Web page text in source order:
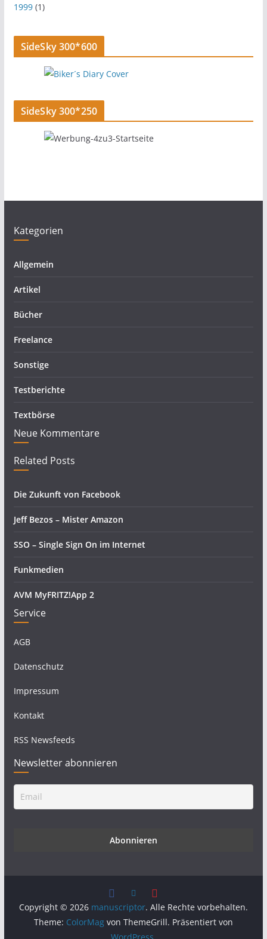
1999(1)
SideSky 300*600
SideSky 300*250
Kategorien
Allgemein
Artikel
Bücher
Freelance
Sonstige
Testberichte
Textbörse
Neue Kommentare
Related Posts
Die Zukunft von Facebook
Jeff Bezos – Mister Amazon
SSO – Single Sign On im Internet
Funkmedien
AVM MyFRITZ!App 2
Service
AGB
Datenschutz
Impressum
Kontakt
RSS Newsfeeds
Newsletter abonnieren
Copyright © 2026 manuscriptor. Alle Rechte vorbehalten.
Theme: ColorMagvon ThemeGrill. Präsentiert von